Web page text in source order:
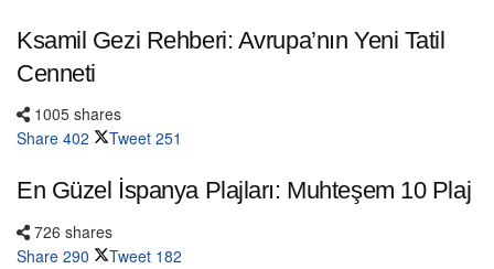
Ksamil Gezi Rehberi: Avrupa’nın Yeni Tatil
Cenneti
1005 shares
Share 402 Tweet 251
En Güzel İspanya Plajları: Muhteşem 10 Plaj
726 shares
Share 290 Tweet 182